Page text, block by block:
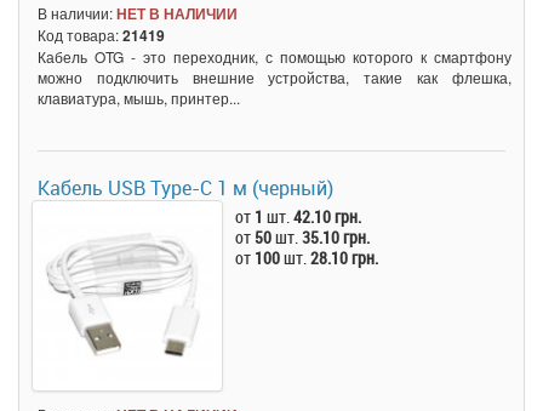
В наличии:НЕТ В НАЛИЧИИ
Код товара:21419
Кабель OTG - это переходник, с помощью которого к смартфону
можно подключить внешние устройства, такие как флешка,
клавиатура, мышь, принтер...
Кабель USB Type-C 1 м (черный)
от 1 шт.42.10 грн.
от 50шт.35.10 грн.
от 100шт.28.10 грн.